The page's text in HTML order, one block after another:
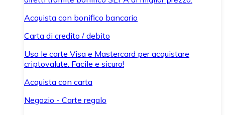
Acquista con bonifico bancario
Carta di credito / debito
Usa le carte Visa e Mastercard per acquistare
criptovalute. Facile e sicuro!
Acquista con carta
Negozio - Carte regalo